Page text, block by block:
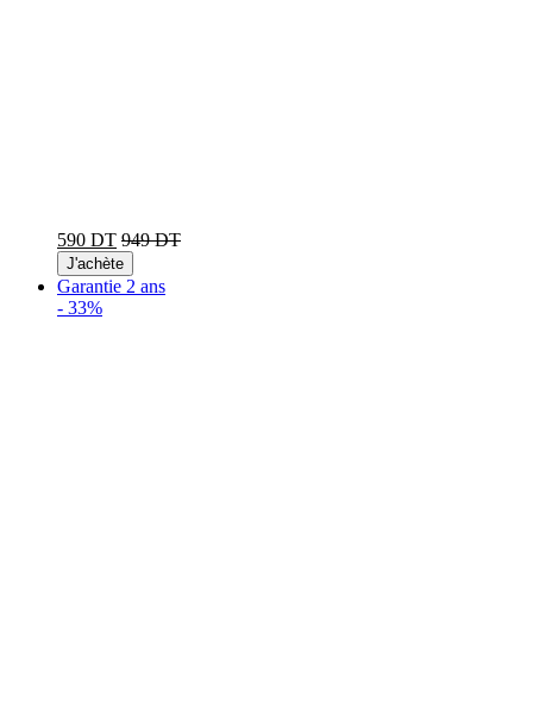
590 DT 949 DT
J'achète
Garantie 2 ans
- 33%